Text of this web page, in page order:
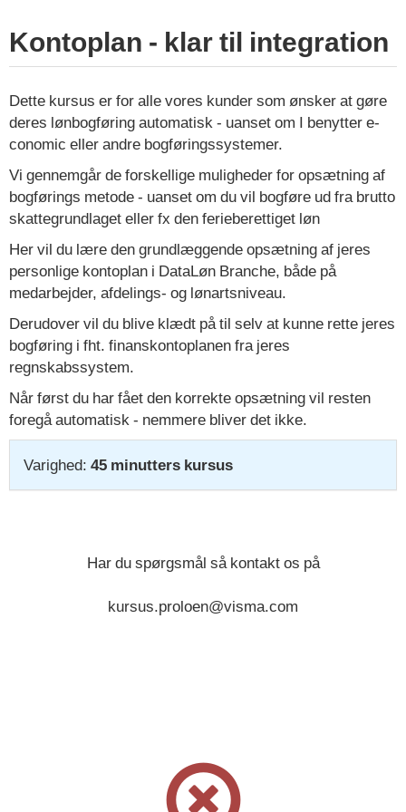
Kontoplan - klar til integration
Dette kursus er for alle vores kunder som ønsker at gøre
deres lønbogføring automatisk - uanset om I benytter e-
conomic eller andre bogføringssystemer.
Vi gennemgår de forskellige muligheder for opsætning af
bogførings metode - uanset om du vil bogføre ud fra brutto
skattegrundlaget eller fx den ferieberettiget løn
Her vil du lære den grundlæggende opsætning af jeres
personlige kontoplan i DataLøn Branche, både på
medarbejder, afdelings- og lønartsniveau.
Derudover vil du blive klædt på til selv at kunne rette jeres
bogføring i fht. finanskontoplanen fra jeres
regnskabssystem.
Når først du har fået den korrekte opsætning vil resten
foregå automatisk - nemmere bliver det ikke.
Varighed: 45 minutters kursus
Har du spørgsmål så kontakt os på
kursus.proloen@visma.com